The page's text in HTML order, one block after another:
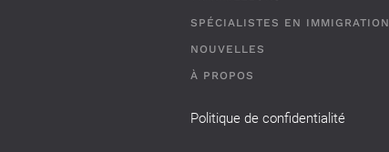
SPÉCIALISTES EN IMMIGRATION
NOUVELLES
À PROPOS
Politique de confidentialité